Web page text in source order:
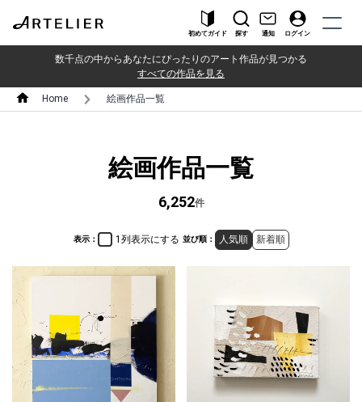
初めてガイド 探す 通知 ログイン
数千点の中からあなたにぴったりのアート作品が見つかる
すべての作品を見る
Home 絵画作品一覧
絵画作品一覧
6,252件
表示： 1列表示にする 並び順： 人気順 新着順